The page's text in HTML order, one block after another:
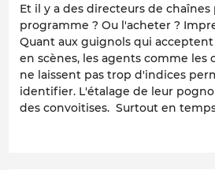
Et il y a des directeurs de
programme ? Ou l'acheter ?
Quant aux guignols qui
en scènes, les agents comme les
ne laissent pas trop d'indices
identifier. L'étalage de leur
des convoitises. Surtout en